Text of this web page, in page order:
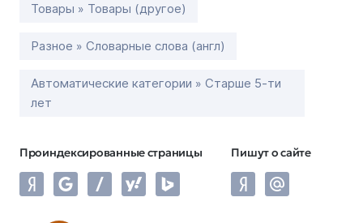
Товары » Товары (другое)
Разное » Словарные слова (англ)
Автоматические категории » Старше 5-ти
лет
Проиндексированные страницы Пишут о сайте